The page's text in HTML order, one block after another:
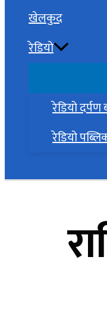
खेलकुद
रेडियो
रेडियो दर्पण
रेडियो